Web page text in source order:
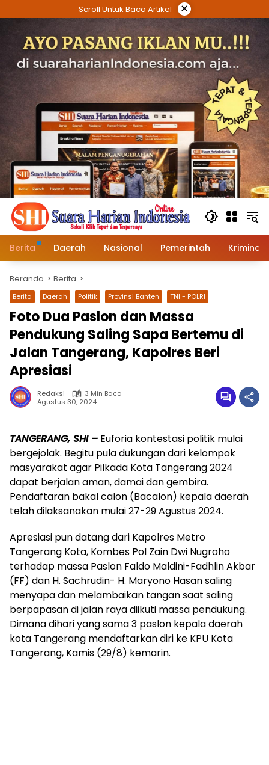
ke
Scroll Untuk Baca Artikel ×
Berita Daerah Nasional Pemerintah Kriminal
Beranda Berita
Berita Daerah Politik Provinsi Banten TNI - POLRI
Foto Dua Paslon dan Massa
Pendukung Saling Sapa Bertemu di
Jalan Tangerang, Kapolres Beri
Apresiasi
Redaksi
3 Min Baca
Agustus 30, 2024
TANGERANG, SHI – Euforia kontestasi politik mulai
bergejolak. Begitu pula dukungan dari kelompok
masyarakat agar Pilkada Kota Tangerang 2024
dapat berjalan aman, damai dan gembira.
Pendaftaran bakal calon (Bacalon) kepala daerah
telah dilaksanakan mulai 27-29 Agustus 2024.
Apresiasi pun datang dari Kapolres Metro
Tangerang Kota, Kombes Pol Zain Dwi Nugroho
terhadap massa Paslon Faldo Maldini-Fadhlin Akbar
(FF) dan H. Sachrudin- H. Maryono Hasan saling
menyapa dan melambaikan tangan saat saling
berpapasan di jalan raya diikuti massa pendukung.
Dimana dihari yang sama 3 paslon kepala daerah
kota Tangerang mendaftarkan diri ke KPU Kota
Tangerang, Kamis (29/8) kemarin.